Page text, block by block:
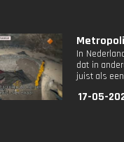
In
dat in
juist als
17-05-